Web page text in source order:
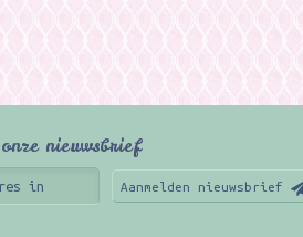
nieuwsbrief
Aanmelden nieuwsbrief